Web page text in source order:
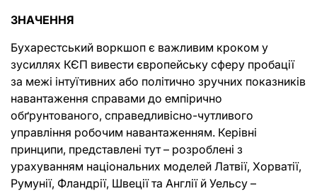
ЗНАЧЕННЯ
Бухарестський воркшоп є важливим кроком у
зусиллях КЄП вивести європейську сферу пробації
за межі інтуїтивних або політично зручних показників
навантаження справами до емпірично
обґрунтованого, справедливісно-чутливого
управління робочим навантаженням. Керівні
принципи, представлені тут – розроблені з
урахуванням національних моделей Латвії, Хорватії,
Румунії, Фландрії, Швеції та Англії й Уельсу –